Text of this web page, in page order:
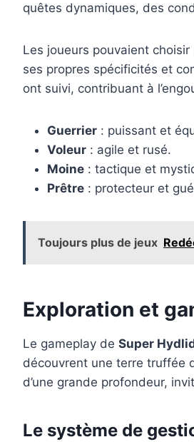
quêtes dynamiques, des
Les joueurs pouvaient
ses propres spécificités et
ont suivi, contribuant à
Guerrier : puissant et
Voleur : agile et rusé.
Moine : tactique et
Prêtre : protecteur et
Toujours plus de jeux
Exploration et
Le gameplay de Super
découvrent une terre truffée
d’une grande profondeur,
Le système de